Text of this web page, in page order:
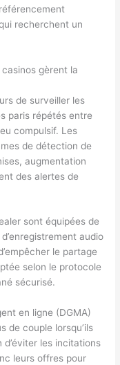
recherchent un
gèrent la
de surveiller les
paris répétés entre
compulsif. Les
de détection de
augmentation
des alertes de
sont équipées de
audio
le partage
selon le protocole
sécurisé.
en ligne (DGMA)
de couple lorsqu’ils
les incitations
leurs offres pour